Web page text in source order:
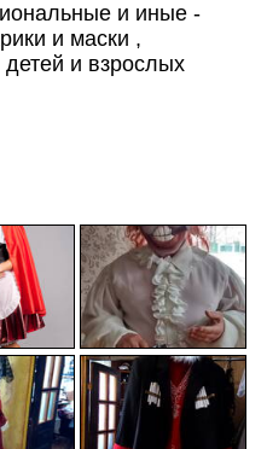
и иные -
и маски ,
и взрослых